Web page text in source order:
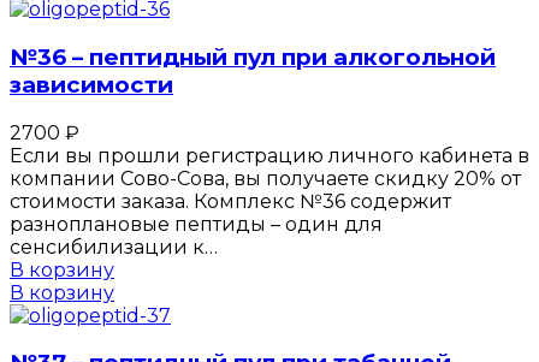
№36 – пептидный пул при алкогольной
зависимости
2700 ₽
Если вы прошли регистрацию личного кабинета в
компании Сово-Сова, вы получаете скидку 20% от
стоимости заказа. Комплекс №36 содержит
разноплановые пептиды – один для
сенсибилизации к…
В корзину
В корзину